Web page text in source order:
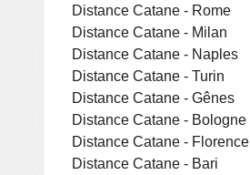
Distance Catane - Rome
Distance Catane - Milan
Distance Catane - Naples
Distance Catane - Turin
Distance Catane - Gênes
Distance Catane - Bologne
Distance Catane - Florence
Distance Catane - Bari